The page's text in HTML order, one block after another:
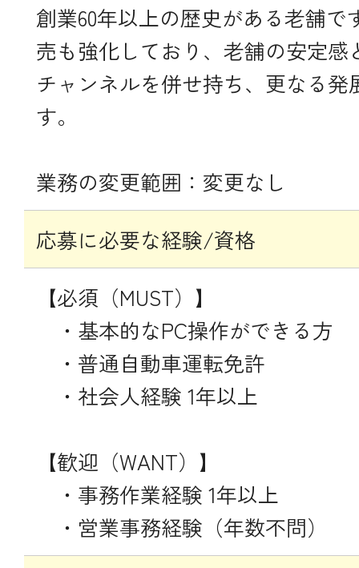
創業60年以上の歴史がある老舗
売も強化しており、老舗の安定
チャンネルを併せ持ち、更なる
す。
業務の変更範囲：変更なし
応募に必要な経験/資格
【必須（MUST）】
・基本的なPC操作ができる方
・普通自動車運転免許
・社会人経験 1年以上
【歓迎（WANT）】
・事務作業経験 1年以上
・営業事務経験（年数不問）